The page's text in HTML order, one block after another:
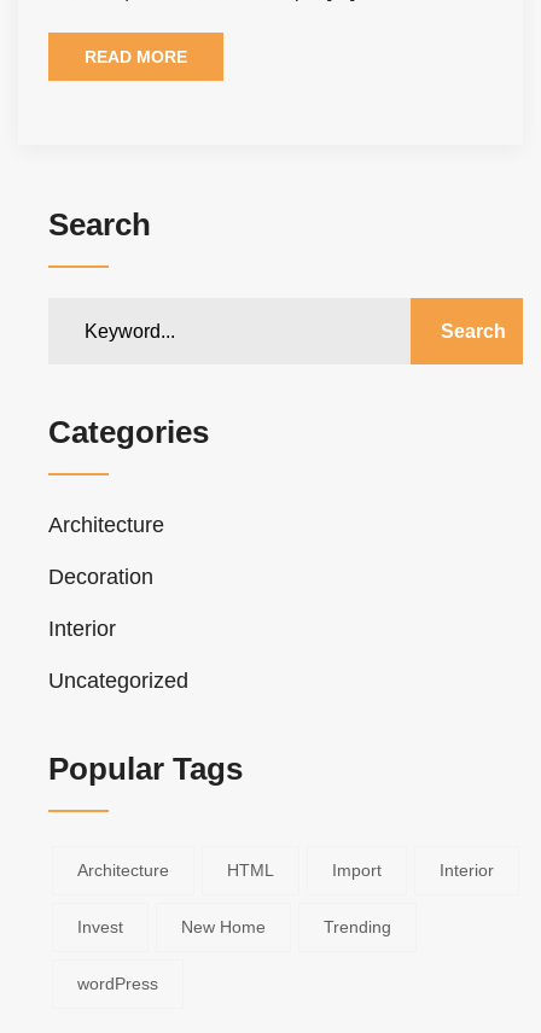
READ MORE
Search
Search
Categories
Architecture
Decoration
Interior
Uncategorized
Popular Tags
Architecture HTML Import Interior
Invest New Home Trending
wordPress